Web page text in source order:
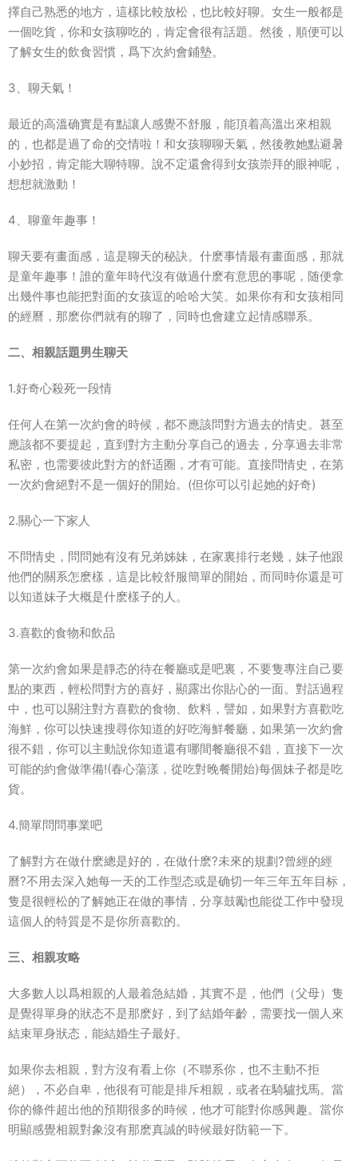
擇自己熟悉的地方，這樣比較放松，也比較好聊。女生一般都是
一個吃貨，你和女孩聊吃的，肯定會很有話題。然後，順便可以
了解女生的飲食習慣，爲下次約會鋪墊。
3、聊天氣！
最近的高溫确實是有點讓人感覺不舒服，能頂着高溫出來相親
的，也都是過了命的交情啦！和女孩聊聊天氣，然後教她點避暑
小妙招，肯定能大聊特聊。說不定還會得到女孩崇拜的眼神呢，
想想就激動！
4、聊童年趣事！
聊天要有畫面感，這是聊天的秘訣。什麽事情最有畫面感，那就
是童年趣事！誰的童年時代沒有做過什麽有意思的事呢，随便拿
出幾件事也能把對面的女孩逗的哈哈大笑。如果你有和女孩相同
的經曆，那麽你們就有的聊了，同時也會建立起情感聯系。
二、相親話題男生聊天
1.好奇心殺死一段情
任何人在第一次約會的時候，都不應該問對方過去的情史。甚至
應該都不要提起，直到對方主動分享自己的過去，分享過去非常
私密，也需要彼此對方的舒适圈，才有可能。直接問情史，在第
一次約會絕對不是一個好的開始。(但你可以引起她的好奇)
2.關心一下家人
不問情史，問問她有沒有兄弟姊妹，在家裏排行老幾，妹子他跟
他們的關系怎麽樣，這是比較舒服簡單的開始，而同時你還是可
以知道妹子大概是什麽樣子的人。
3.喜歡的食物和飲品
第一次約會如果是靜态的待在餐廳或是吧裏，不要隻專注自己要
點的東西，輕松問對方的喜好，顯露出你貼心的一面。對話過程
中，也可以關注對方喜歡的食物、飲料，譬如，如果對方喜歡吃
海鮮，你可以快速搜尋你知道的好吃海鮮餐廳，如果第一次約會
很不錯，你可以主動說你知道還有哪間餐廳很不錯，直接下一次
可能的約會做準備!(春心蕩漾，從吃對晚餐開始)每個妹子都是吃
貨。
4.簡單問問事業吧
了解對方在做什麽總是好的，在做什麽?未來的規劃?曾經的經
曆?不用去深入她每一天的工作型态或是确切一年三年五年目标，
隻是很輕松的了解她正在做的事情，分享鼓勵也能從工作中發現
這個人的特質是不是你所喜歡的。
三、相親攻略
大多數人以爲相親的人最着急結婚，其實不是，他們（父母）隻
是覺得單身的狀态不是那麽好，到了結婚年齡，需要找一個人來
結束單身狀态，能結婚生子最好。
如果你去相親，對方沒有看上你（不聯系你，也不主動不拒
絕），不必自卑，他很有可能是排斥相親，或者在騎驢找馬。當
你的條件超出他的預期很多的時候，他才可能對你感興趣。當你
明顯感覺相親對象沒有那麽真誠的時候最好防範一下。